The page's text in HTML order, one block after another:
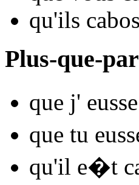
qu'ils
Plus-que-
que j'
que tu
qu'il e�t